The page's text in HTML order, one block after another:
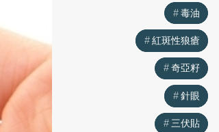
毒油
紅斑性狼瘡
奇亞籽
針眼
三伏貼
毒油
紅斑性狼瘡
奇亞籽
針眼
三伏貼